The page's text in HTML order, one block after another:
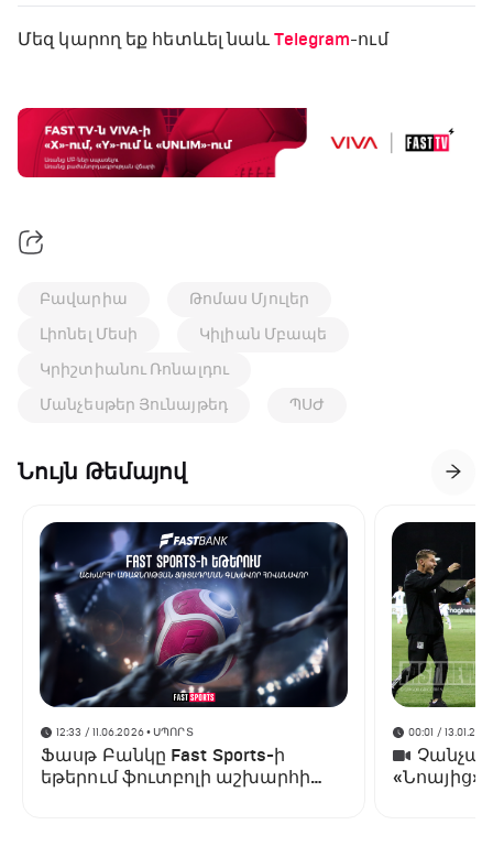
Մեզ կարող եք հետևել նաև Telegram-ում
Բավարիա
Թոմաս Մյուլեր
Լիոնել Մեսի
Կիլիան Մբապե
Կրիշտիանու Ռոնալդու
Մանչեսթեր Յունայթեդ
ՊՍԺ
Նույն Թեմայով
12:33 / 11.06.2026• ՍՊՈՐՏ
Ֆասթ Բանկը Fast Sports-ի
եթերում ֆուտբոլի աշխարհի
00:01 /
«Նոայից»